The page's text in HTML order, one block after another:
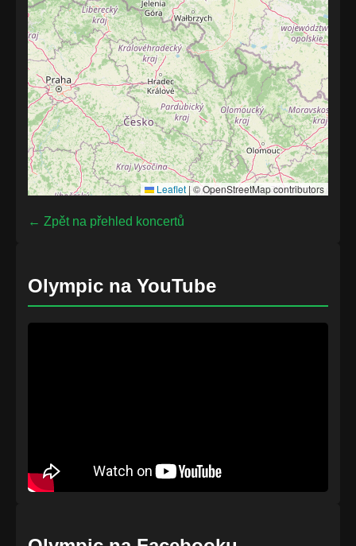
Leaflet | © OpenStreetMap contributors
← Zpět na přehled koncertů
Olympic na YouTube